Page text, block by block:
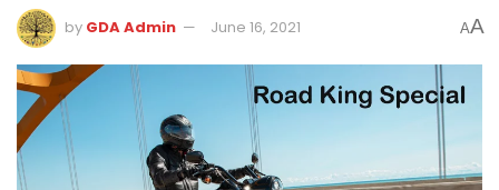
by GDA Admin June 16, 2021 AA